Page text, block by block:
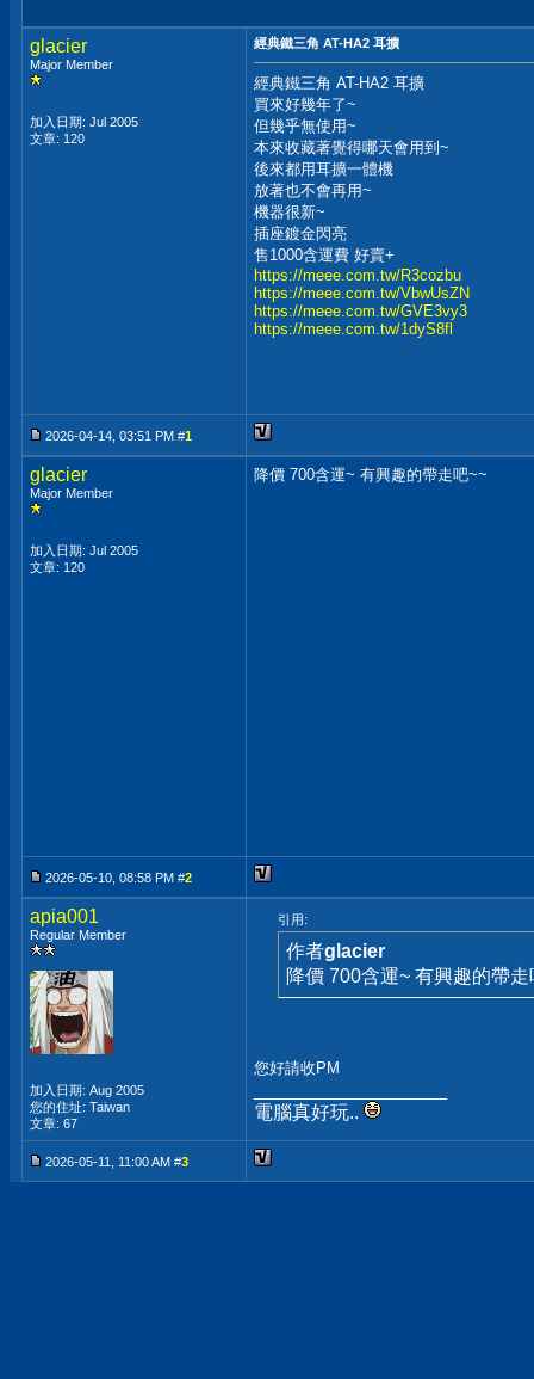
glacier
Major Member
加入日期: Jul 2005
文章: 120
經典鐵三角 AT-HA2 耳擴
經典鐵三角 AT-HA2 耳擴
買來好幾年了~
但幾乎無使用~
本來收藏著覺得哪天會用到~
後來都用耳擴一體機
放著也不會再用~
機器很新~
插座鍍金閃亮
售1000含運費 好賣+
https://meee.com.tw/R3cozbu
https://meee.com.tw/VbwUsZN
https://meee.com.tw/GVE3vy3
https://meee.com.tw/1dyS8fl
2026-04-14, 03:51 PM #1
glacier
Major Member
加入日期: Jul 2005
文章: 120
降價 700含運~ 有興趣的帶走吧~~
2026-05-10, 08:58 PM #2
apia001
Regular Member
加入日期: Aug 2005
您的住址: Taiwan
文章: 67
引用:
作者glacier
降價 700含運~ 有興趣的帶走
您好請收PM
電腦真好玩..
2026-05-11, 11:00 AM #3